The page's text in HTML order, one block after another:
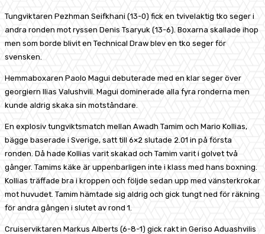
Tungviktaren Pezhman Seifkhani (13-0) fick en tvivelaktig tko seger i
andra ronden mot ryssen Denis Tsaryuk (13-6). Boxarna skallade ihop
men som borde blivit en Technical Draw blev en tko seger för
svensken.
Hemmaboxaren Paolo Magui debuterade med en klar seger över
georgiern Ilias Valushvili. Magui dominerade alla fyra ronderna men
kunde aldrig skaka sin motståndare.
En explosiv tungviktsmatch mellan Awadh Tamim och Mario Kollias,
bägge baserade i Sverige, satt till 6×2 slutade 2.01 in på första
ronden. Då hade Kollias varit skakad och Tamim varit i golvet två
gånger. Tamims käke är uppenbarligen inte i klass med hans boxning.
Kollias träffade bra i kroppen och följde sedan upp med vänsterkrokar
mot huvudet. Tamim hämtade sig aldrig och gick tungt ned för räkning
för andra gången i slutet av rond 1.
Cruiserviktaren Markus Alberts (6-8-1) gick rakt in Geriso Aduashvilis